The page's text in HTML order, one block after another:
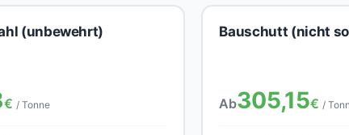
(unbewehrt)
€ / Tonne
Bauschutt (nicht
Ab305,15€ /